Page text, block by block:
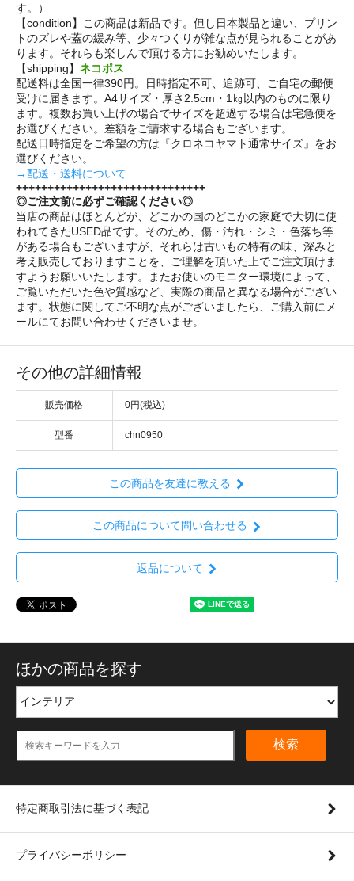
す。）
【condition】この商品は新品です。但し日本製品と違い、プリン
トのズレや蓋の緩み等、少々つくりが雑な点が見られることがあ
ります。それらも楽しんで頂ける方にお勧めいたします。
【shipping】 ネコポス
配送料は全国一律390円。日時指定不可、追跡可、ご自宅の郵便
受けに届きます。A4サイズ・厚さ2.5cm・1㎏以内のものに限り
ます。複数お買い上げの場合でサイズを超過する場合は宅急便を
お選びください。差額をご請求する場合もございます。
配送日時指定をご希望の方は『クロネコヤマト通常サイズ』をお
選びください。
→配送・送料について
++++++++++++++++++++++++++++++
◎ご注文前に必ずご確認ください◎
当店の商品はほとんどが、どこかの国のどこかの家庭で大切に使
われてきたUSED品です。そのため、傷・汚れ・シミ・色落ち等
がある場合もございますが、それらは古いもの特有の味、深みと
考え販売しておりますことを、ご理解を頂いた上でご注文頂けま
すようお願いいたします。またお使いのモニター環境によって、
ご覧いただいた色や質感など、実際の商品と異なる場合がござい
ます。状態に関してご不明な点がございましたら、ご購入前にメ
ールにてお問い合わせくださいませ。
その他の詳細情報
販売価格 0円(税込)
型番 chn0950
この商品を友達に教える
この商品について問い合わせる
返品について
ほかの商品を探す
検索
特定商取引法に基づく表記
プライバシーポリシー